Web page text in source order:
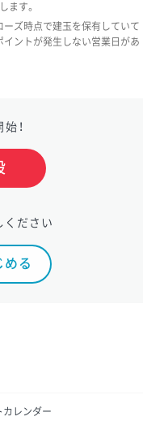
ます。
ーズ時点で建玉を保有していて
イントが発生しない営業日があ
！
ください
める
カレンダー